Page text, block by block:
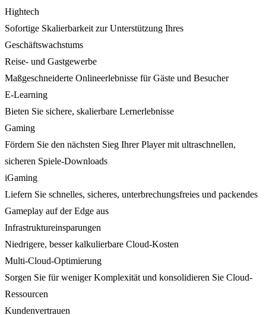
Hightech
Sofortige Skalierbarkeit zur Unterstützung Ihres
Geschäftswachstums
Reise- und Gastgewerbe
Maßgeschneiderte Onlineerlebnisse für Gäste und Besucher
E-Learning
Bieten Sie sichere, skalierbare Lernerlebnisse
Gaming
Fördern Sie den nächsten Sieg Ihrer Player mit ultraschnellen,
sicheren Spiele-Downloads
iGaming
Liefern Sie schnelles, sicheres, unterbrechungsfreies und packendes
Gameplay auf der Edge aus
Infrastruktureinsparungen
Niedrigere, besser kalkulierbare Cloud-Kosten
Multi-Cloud-Optimierung
Sorgen Sie für weniger Komplexität und konsolidieren Sie Cloud-
Ressourcen
Kundenvertrauen